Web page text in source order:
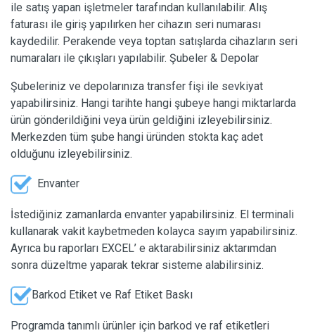
ile satış yapan işletmeler tarafından kullanılabilir. Alış
faturası ile giriş yapılırken her cihazın seri numarası
kaydedilir. Perakende veya toptan satışlarda cihazların seri
numaraları ile çıkışları yapılabilir. Şubeler & Depolar
Şubeleriniz ve depolarınıza transfer fişi ile sevkiyat
yapabilirsiniz. Hangi tarihte hangi şubeye hangi miktarlarda
ürün gönderildiğini veya ürün geldiğini izleyebilirsiniz.
Merkezden tüm şube hangi üründen stokta kaç adet
olduğunu izleyebilirsiniz.
Envanter
İstediğiniz zamanlarda envanter yapabilirsiniz. El terminali
kullanarak vakit kaybetmeden kolayca sayım yapabilirsiniz.
Ayrıca bu raporları EXCEL’ e aktarabilirsiniz aktarımdan
sonra düzeltme yaparak tekrar sisteme alabilirsiniz.
Barkod Etiket ve Raf Etiket Baskı
Programda tanımlı ürünler için barkod ve raf etiketleri